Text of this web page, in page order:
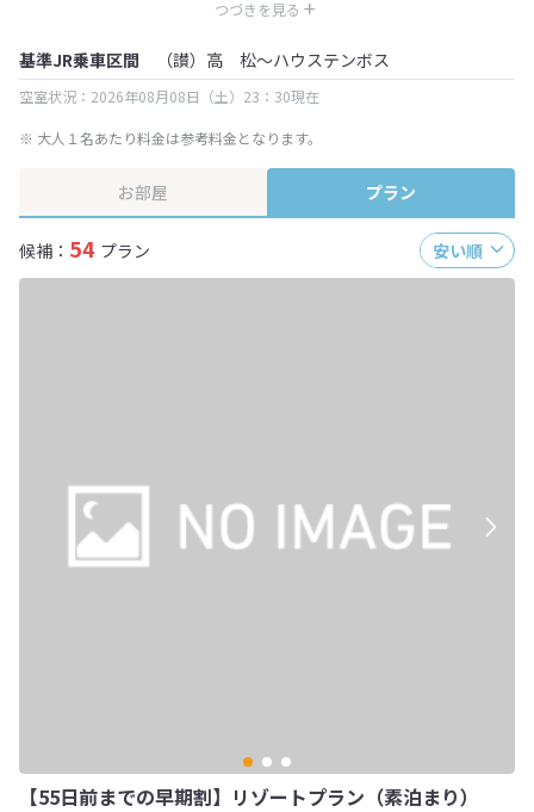
つづきを見る
※ 表示されている旅行代金・プラン内容は一定時間ごとに更新されます。最
基準JR乗車区間 （讃）高 松～ハウステンボス
空室状況：2026年08月08日（土）23：30現在
※ 大人１名あたり料金は参考料金となります。
お部屋 プラン
候補： 54 プラン 安い順
【55日前までの早期割】リゾートプラン（素泊まり）